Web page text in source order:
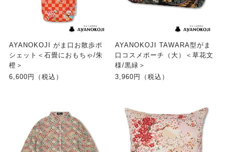
AYANOKOJI がま口お散歩ポ
シェット＜石畳におもちゃ/朱
橙＞
6,600円（税込）
AYANOKOJI TAWARA型がま
口コスメポーチ（大）＜草花文
様/黒緑＞
3,960円（税込）